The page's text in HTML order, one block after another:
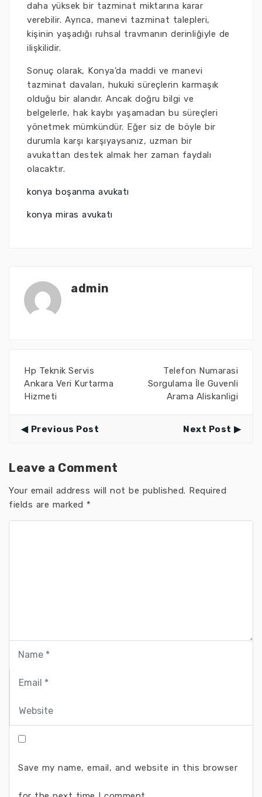
daha yüksek bir tazminat miktarına karar
verebilir. Ayrıca, manevi tazminat talepleri,
kişinin yaşadığı ruhsal travmanın derinliğiyle de
ilişkilidir.
Sonuç olarak, Konya’da maddi ve manevi
tazminat davaları, hukuki süreçlerin karmaşık
olduğu bir alandır. Ancak doğru bilgi ve
belgelerle, hak kaybı yaşamadan bu süreçleri
yönetmek mümkündür. Eğer siz de böyle bir
durumla karşı karşıyaysanız, uzman bir
avukattan destek almak her zaman faydalı
olacaktır.
konya boşanma avukatı
konya miras avukatı
admin
Hp Teknik Servis
Ankara Veri Kurtarma
Hizmeti
Telefon Numarasi
Sorgulama İle Guvenli
Arama Aliskanligi
Previous Post Next Post
Leave a Comment
Your email address will not be published. Required
fields are marked *
Save my name, email, and website in this browser